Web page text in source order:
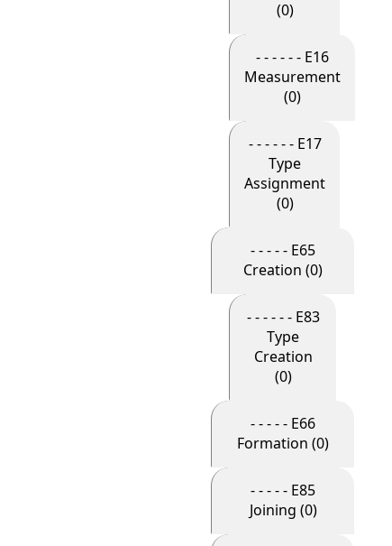
(0)
- - - - - - E16
Measurement
(0)
- - - - - - E17
Type
Assignment
(0)
- - - - - E65
Creation (0)
- - - - - - E83
Type
Creation
(0)
- - - - - E66
Formation (0)
- - - - - E85
Joining (0)